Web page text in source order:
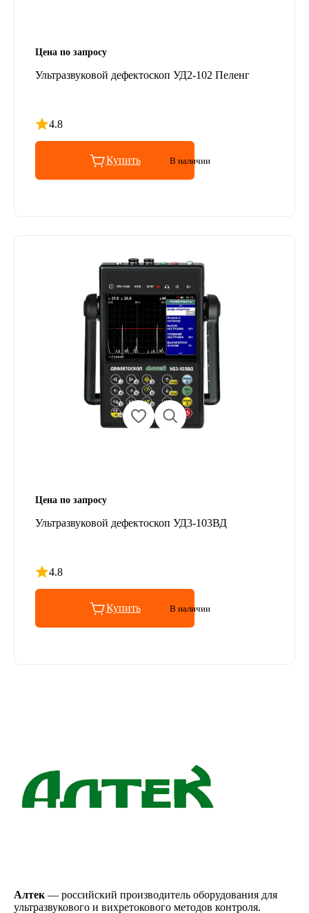
Цена по запросу
Ультразвуковой дефектоскоп УД2-102 Пеленг
4.8
Рейтинг 4.8 из 5
Купить В наличии
Цена по запросу
Ультразвуковой дефектоскоп УД3-103ВД
4.8
Рейтинг 4.8 из 5
Купить В наличии
Алтек — российский производитель оборудования для
ультразвукового и вихретокового методов контроля.